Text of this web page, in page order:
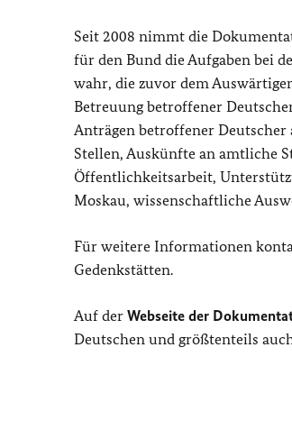
Seit 2008 nimmt die
für den Bund die Aufgaben bei
wahr, die zuvor dem
Betreuung betroffener
Anträgen betroffener
Stellen, Auskünfte an amtliche
Öffentlichkeitsarbeit,
Moskau, wissenschaftliche
Für weitere Informationen
Gedenkstätten.
Auf der Webseite der
Deutschen und größtenteils